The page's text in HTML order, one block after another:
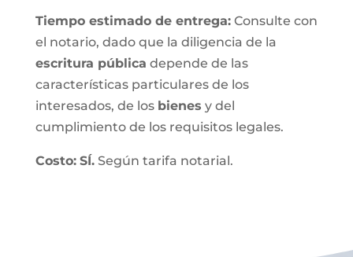
Tiempo estimado de entrega:Consulte con
el notario, dado que la diligencia de la
escritura pública depende de las
características particulares de los
interesados, de los bienes y del
cumplimiento de los requisitos legales.
Costo: SÍ.Según tarifa notarial.